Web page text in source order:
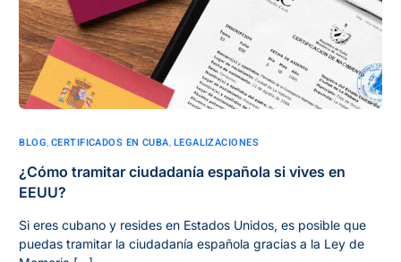
BLOG,CERTIFICADOS EN CUBA,LEGALIZACIONES
¿Cómo tramitar ciudadanía española si vives en
EEUU?
Si eres cubano y resides en Estados Unidos, es posible que
puedas tramitar la ciudadanía española gracias a la Ley de